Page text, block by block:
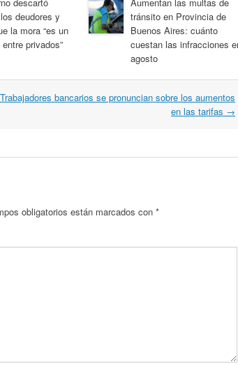
deudores y
la mora “es un
privados”
tránsito en Provincia de
Buenos Aires: cuánto
cuestan las infracciones
agosto
Trabajadores bancarios se pronuncian sobre los aumentos
en las tarifas →
obligatorios están marcados con *